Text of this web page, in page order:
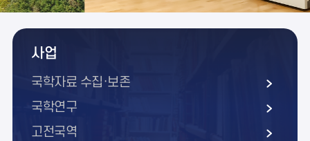
사업
국학자료 수집·보존
국학연구
고전국역